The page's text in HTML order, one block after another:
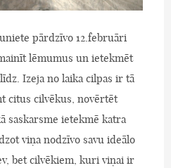
pārdzīvo 12.februāri
lēmumus un ietekmēt
Izeja no laika cilpas ir tā
citus cilvēkus, novērtēt
saskarsme ietekmē katra
viņa nodzīvo savu ideālo
bet cilvēkiem, kuri viņai ir